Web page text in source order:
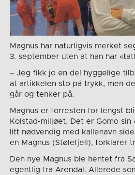
Magnus har naturligvis merket
3. september uten at han har
– Jeg fikk jo en del hyggelige
at artikkelen sto på trykk, men
går og tenker på.
Magnus er forresten for lengst
Kolstad-miljøet. Det er Gomo sin
litt nødvendig med kallenavn
en Magnus (Stølefjell), forklarer
Den nye Magnus ble hentet fra
egentlig fra Arendal. Allerede